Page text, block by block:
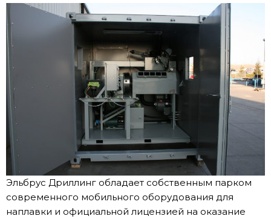
Эльбрус Дриллинг обладает собственным парком
современного мобильного оборудования для
наплавки и официальной лицензией на оказание